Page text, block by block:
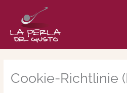
springen
Cookie-Richtlinie